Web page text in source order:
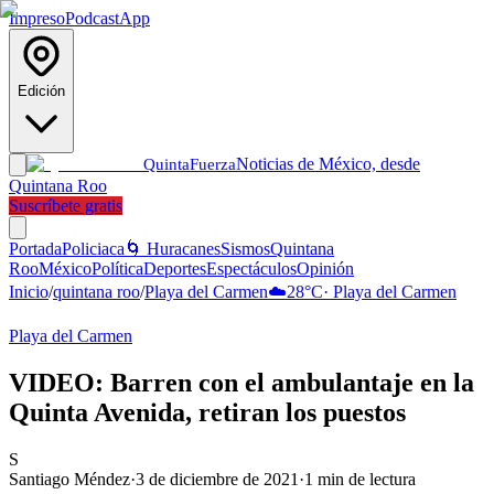
ImpresoPodcastApp
Edición
QuintaFuerzaNoticias de México, desde
Quintana Roo
Suscríbete gratis
PortadaPoliciaca 🌀 HuracanesSismosQuintana
RooMéxicoPolíticaDeportesEspectáculosOpinión
Inicio/quintana roo/Playa del Carmen☁️28°C· Playa del Carmen
Playa del Carmen
VIDEO: Barren con el ambulantaje en la
Quinta Avenida, retiran los puestos
S
Santiago Méndez·3 de diciembre de 2021 ·1 min de lectura